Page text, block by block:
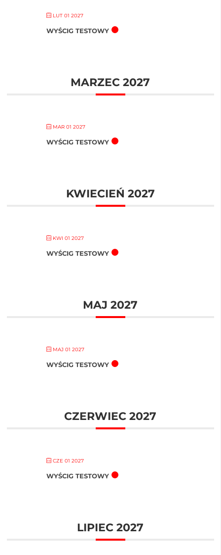
LUT 01 2027
WYŚCIG TESTOWY
MARZEC 2027
MAR 01 2027
WYŚCIG TESTOWY
KWIECIEŃ 2027
KWI 01 2027
WYŚCIG TESTOWY
MAJ 2027
MAJ 01 2027
WYŚCIG TESTOWY
CZERWIEC 2027
CZE 01 2027
WYŚCIG TESTOWY
LIPIEC 2027